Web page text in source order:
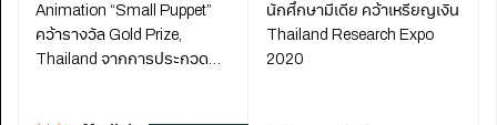
Animation “Small Puppet”
คว้ารางวัล Gold Prize,
Thailand จากการประกวด
นักศึกษามีเดีย คว้าเหรียญเงิน
Thailand Research Expo
2020